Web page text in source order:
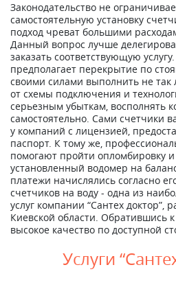
Законодательство не
самостоятельную установку
подход чреват большими
Данный вопрос лучше
заказать соответствующую
предполагает перекрытие по
своими силами выполнить не так
от схемы подключения и
серьезным убыткам, восполнять
самостоятельно. Сами счетчики
у компаний с лицензией,
паспорт. К тому же,
помогают пройти опломбировку и
установленный водомер на
платежи начислялись согласно
счетчиков на воду - одна из
услуг компании “Сантех
Киевской области. Обратившись
высокое качество по доступной
Услуги